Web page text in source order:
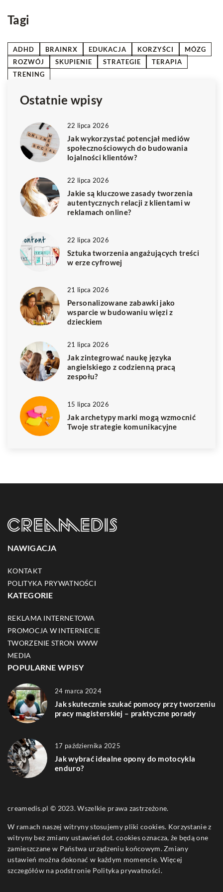
Tagi
ADHD BRAINRX EDUKACJA KORZYŚCI
MÓZG
ROZWÓJ
SKUPIENIE STRATEGIE
TERAPIA
TRENING
Ostatnie wpisy
22 lipca 2026
Jak wykorzystać potencjał mediów
społecznościowych do budowania
lojalności klientów?
22 lipca 2026
Jakie są kluczowe zasady tworzenia
autentycznych relacji z klientami w
reklamach online?
22 lipca 2026
Sztuka tworzenia angażujących treści
w erze cyfrowej
21 lipca 2026
Personalizowane zabawki jako
wsparcie w budowaniu więzi z
dzieckiem
21 lipca 2026
Jak zintegrować naukę języka
angielskiego z codzienną pracą
zespołu?
15 lipca 2026
Jak archetypy marki mogą wzmocnić
Twoje strategie komunikacyjne
NAWIGACJA
KONTAKT
POLITYKA PRYWATNOŚCI
KATEGORIE
REKLAMA INTERNETOWA
PROMOCJA W INTERNECIE
TWORZENIE STRON WWW
MEDIA
POPULARNE WPISY
24 marca 2024
Jak skutecznie szukać pomocy przy tworzeniu
pracy magisterskiej – praktyczne porady
17 października 2025
Jak wybrać idealne opony do motocykla
enduro?
creamedis.pl © 2023. Wszelkie prawa zastrzeżone.
W ramach naszej witryny stosujemy pliki cookies. Korzystanie z
witryny bez zmiany ustawień dot. cookies oznacza, że będą one
zamieszczane w Państwa urządzeniu końcowym. Zmiany
ustawień można dokonać w każdym momencie. Więcej
szczegółów na podstronie Polityka prywatności.